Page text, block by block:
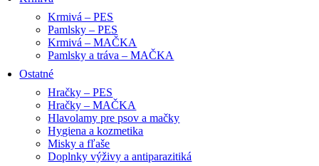
Krmivá – PES
Pamlsky – PES
Krmivá – MAČKA
Pamlsky a tráva – MAČKA
Ostatné
Hračky – PES
Hračky – MAČKA
Hlavolamy pre psov a mačky
Hygiena a kozmetika
Misky a fľaše
Doplnky výživy a antiparazitiká